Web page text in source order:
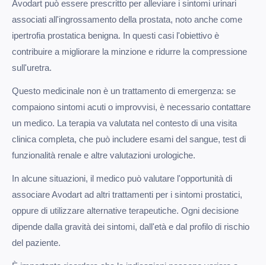
Avodart può essere prescritto per alleviare i sintomi urinari
associati all'ingrossamento della prostata, noto anche come
ipertrofia prostatica benigna. In questi casi l'obiettivo è
contribuire a migliorare la minzione e ridurre la compressione
sull'uretra.
Questo medicinale non è un trattamento di emergenza: se
compaiono sintomi acuti o improvvisi, è necessario contattare
un medico. La terapia va valutata nel contesto di una visita
clinica completa, che può includere esami del sangue, test di
funzionalità renale e altre valutazioni urologiche.
In alcune situazioni, il medico può valutare l'opportunità di
associare Avodart ad altri trattamenti per i sintomi prostatici,
oppure di utilizzare alternative terapeutiche. Ogni decisione
dipende dalla gravità dei sintomi, dall'età e dal profilo di rischio
del paziente.